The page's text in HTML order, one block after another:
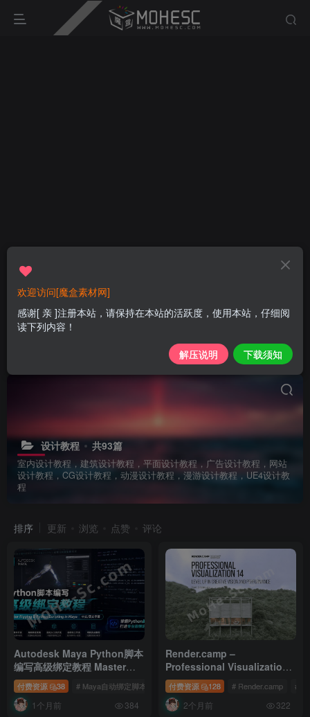
设计教程 共93篇
室内设计教程，建筑设计教程，平面设计教程，广告设计教程，网站
设计教程，CG设计教程，动漫设计教程，漫游设计教程，UE4设计教
程
排序 更新 浏览 点赞 评论
Autodesk Maya Python脚本
编写高级绑定教程 Master
Rigging & Python Scripting
in Maya 中文/英文字幕
付费资源 38 # Maya自动绑定脚本 # Maya肢体绑定GUI # Maya Python绑定
1个月前 384
Render.camp –
Professional Visualization
14 期高端建筑表现专业实训课
｜商业级建筑可视化全流程研
修（中文字幕）
付费资源 128 # Render.camp #
2个月前 322
欢迎访问[魔盒素材网]
感谢[ 亲 ]注册本站，请保持在本站的活跃度，使用本站，仔细阅
读下列内容！
解压说明 下载须知